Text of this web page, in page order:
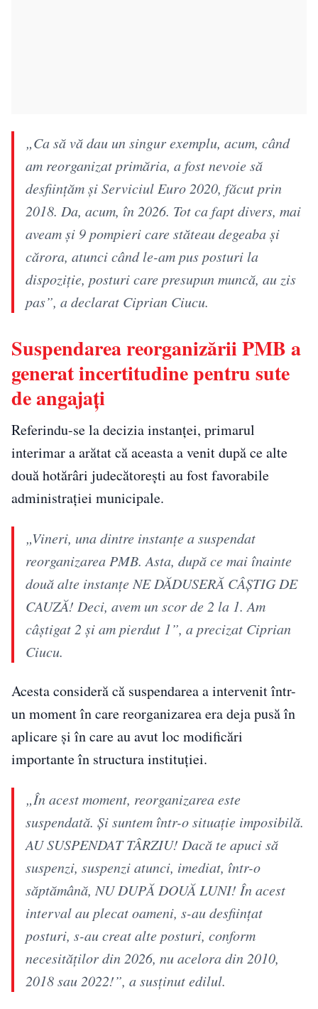
„Ca să vă dau un singur exemplu, acum, când
am reorganizat primăria, a fost nevoie să
desființăm și Serviciul Euro 2020, făcut prin
2018. Da, acum, în 2026. Tot ca fapt divers, mai
aveam și 9 pompieri care stăteau degeaba și
cărora, atunci când le-am pus posturi la
dispoziție, posturi care presupun muncă, au zis
pas”, a declarat Ciprian Ciucu.
Suspendarea reorganizării PMB a
generat incertitudine pentru sute
de angajați
Referindu-se la decizia instanței, primarul
interimar a arătat că aceasta a venit după ce alte
două hotărâri judecătorești au fost favorabile
administrației municipale.
„Vineri, una dintre instanțe a suspendat
reorganizarea PMB. Asta, după ce mai înainte
două alte instanțe NE DĂDUSERĂ CÂȘTIG DE
CAUZĂ! Deci, avem un scor de 2 la 1. Am
câștigat 2 și am pierdut 1”, a precizat Ciprian
Ciucu.
Acesta consideră că suspendarea a intervenit într-
un moment în care reorganizarea era deja pusă în
aplicare și în care au avut loc modificări
importante în structura instituției.
„În acest moment, reorganizarea este
suspendată. Și suntem într-o situație imposibilă.
AU SUSPENDAT TÂRZIU! Dacă te apuci să
suspenzi, suspenzi atunci, imediat, într-o
săptămână, NU DUPĂ DOUĂ LUNI! În acest
interval au plecat oameni, s-au desființat
posturi, s-au creat alte posturi, conform
necesităților din 2026, nu acelora din 2010,
2018 sau 2022!”, a susținut edilul.